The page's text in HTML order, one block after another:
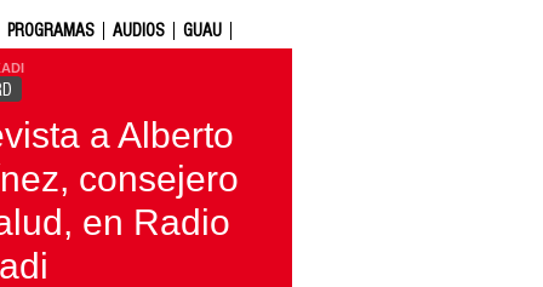
PROGRAMAS AUDIOS GUAU
a Alberto
consejero
en Radio